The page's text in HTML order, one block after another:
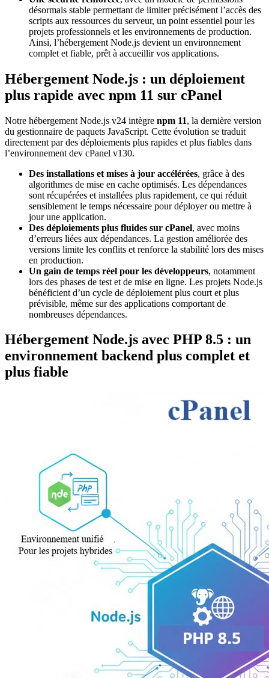
désormais stable permettant de limiter précisément l’accès des
scripts aux ressources du serveur, un point essentiel pour les
projets professionnels et les environnements de production.
Ainsi, l’hébergement Node.js devient un environnement
complet et fiable, prêt à accueillir vos applications.
Hébergement Node.js : un déploiement
plus rapide avec npm 11 sur cPanel
Notre hébergement Node.js v24 intègre npm 11, la dernière version
du gestionnaire de paquets JavaScript. Cette évolution se traduit
directement par des déploiements plus rapides et plus fiables dans
l’environnement dev cPanel v130.
Des installations et mises à jour accélérées, grâce à des
algorithmes de mise en cache optimisés. Les dépendances
sont récupérées et installées plus rapidement, ce qui réduit
sensiblement le temps nécessaire pour déployer ou mettre à
jour une application.
Des déploiements plus fluides sur cPanel, avec moins
d’erreurs liées aux dépendances. La gestion améliorée des
versions limite les conflits et renforce la stabilité lors des mises
en production.
Un gain de temps réel pour les développeurs, notamment
lors des phases de test et de mise en ligne. Les projets Node.js
bénéficient d’un cycle de déploiement plus court et plus
prévisible, même sur des applications comportant de
nombreuses dépendances.
Hébergement Node.js avec PHP 8.5 : un
environnement backend plus complet et
plus fiable